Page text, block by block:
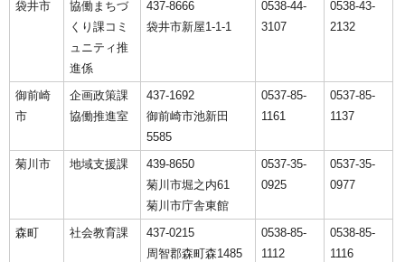
袋井市
協働まちづ
くり課コミ
ュニティ推
進係
437-8666
袋井市新屋1-1-1
0538-44-
3107
0538-43-
2132
御前崎
市
企画政策課
協働推進室
437-1692
御前崎市池新田
5585
0537-85-
1161
0537-85-
1137
菊川市 地域支援課
439-8650
菊川市堀之内61
菊川市庁舎東館
0537-35-
0925
0537-35-
0977
森町 社会教育課
437-0215
周智郡森町森1485
0538-85-
1112
0538-85-
1116